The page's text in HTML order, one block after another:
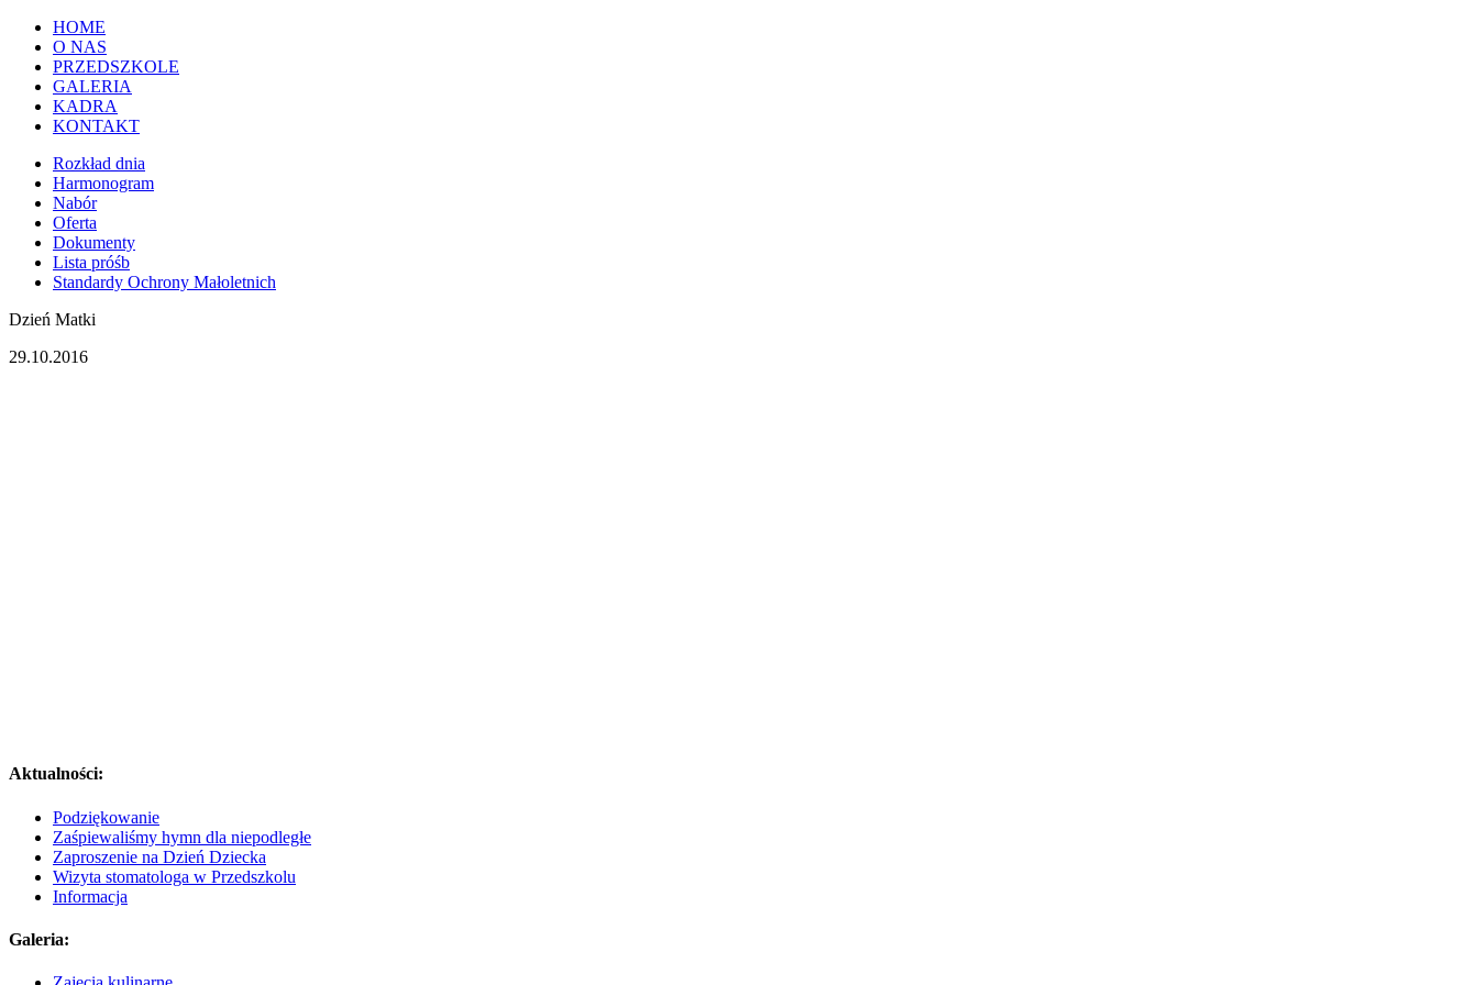
HOME
O NAS
PRZEDSZKOLE
GALERIA
KADRA
KONTAKT
Rozkład dnia
Harmonogram
Nabór
Oferta
Dokumenty
Lista próśb
Standardy Ochrony Małoletnich
Dzień Matki
29.10.2016
Aktualności:
Podziękowanie
Zaśpiewaliśmy hymn dla niepodległe
Zaproszenie na Dzień Dziecka
Wizyta stomatologa w Przedszkolu
Informacja
Galeria: